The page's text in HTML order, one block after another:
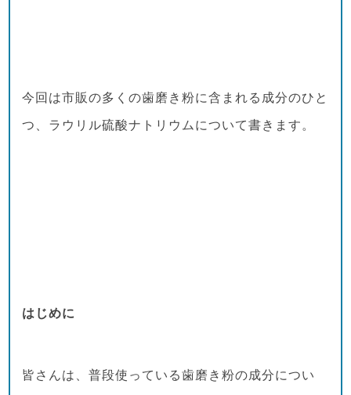
今回は市販の多くの歯磨き粉に含まれる成分のひと
つ、ラウリル硫酸ナトリウムについて書きます。
はじめに
皆さんは、普段使っている歯磨き粉の成分につい